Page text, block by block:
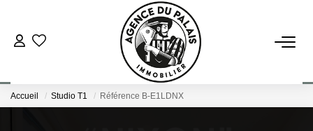
NOS BIENS
Accueil Studio T1 Référence B-E1LDNX